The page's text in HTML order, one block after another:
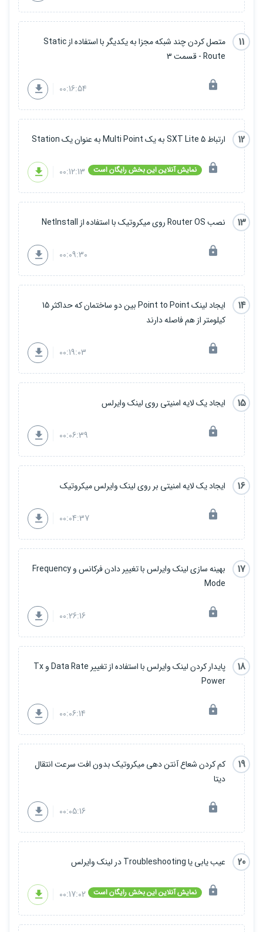
11
متصل کردن چند شبکه مجزا به یکدیگر با استفاده از Static
Route - قسمت 3
00:16:54
12 ارتباط SXT Lite 5 به یک Multi Point به عنوان یک Station
نمایش آنلاین این بخش رایگان است 00:12:13
13 نصب Router OS روی میکروتیک با استفاده از NetInstall
00:09:30
14
ایجاد لینک Point to Point بین دو ساختمان که حداکثر 15
کیلومتر از هم فاصله دارند
00:19:03
15 ایجاد یک لایه امنیتی روی لینک وایرلس
00:06:39
16 ایجاد یک لایه امنیتی بر روی لینک وایرلس میکروتیک
00:04:37
17
بهینه سازی لینک وایرلس با تغییر دادن فرکانس و Frequency
Mode
00:26:16
18
پایدار کردن لینک وایرلس با استفاده از تغییر Data Rate و Tx
Power
00:06:14
19
کم کردن شعاع آنتن دهی میکروتیک بدون افت سرعت انتقال
دیتا
00:05:16
20 عیب یابی یا Troubleshooting در لینک وایرلس
نمایش آنلاین این بخش رایگان است 00:17:02